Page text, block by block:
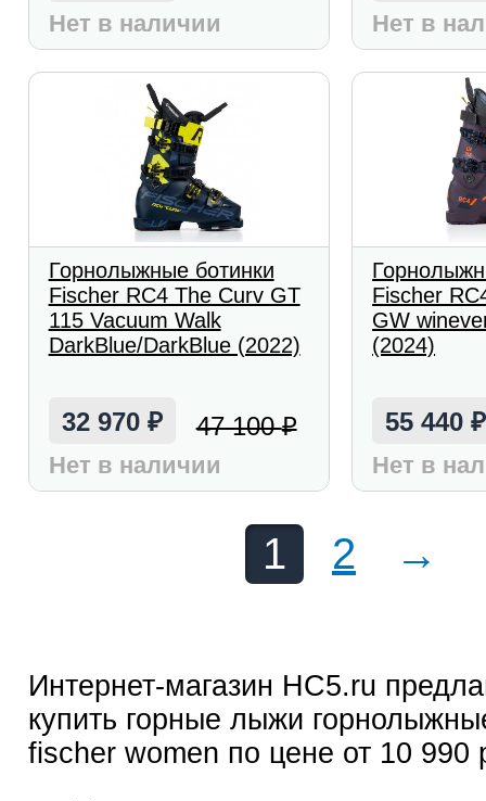
Нет в наличии Нет в
Горнолыжные ботинки
Fischer RC4 The Curv GT
115 Vacuum Walk
DarkBlue/DarkBlue (2022)
32 970 ₽ 47 100₽
Нет в наличии
Fischer
GW
(2024)
55 440₽
Нет в
1 2 →
Интернет-магазин HC5.ru
купить горные лыжи
fischer women по цене от 10 990